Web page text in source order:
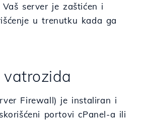
server je zaštićen i
u trenutku kada ga
Firewall) je instaliran i
portovi cPanel-a ili